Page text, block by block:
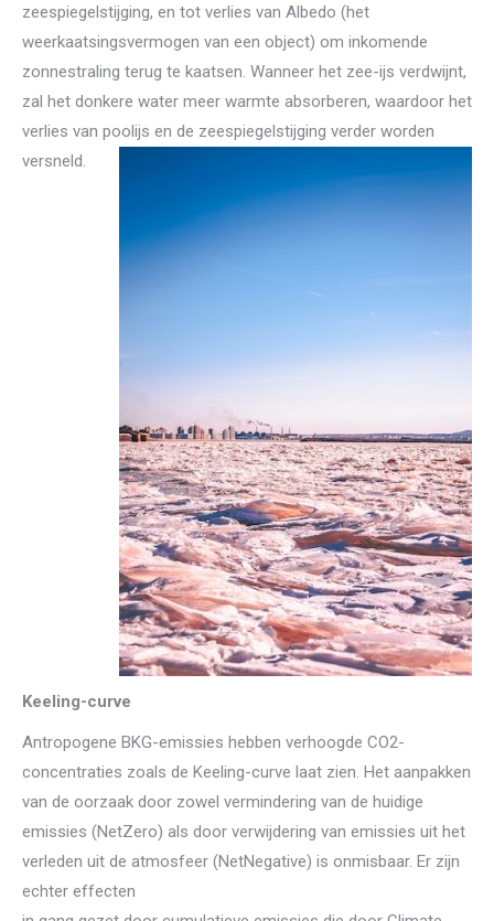
zeespiegelstijging, en tot verlies van Albedo (het
weerkaatsingsvermogen van een object) om inkomende
zonnestraling terug te kaatsen. Wanneer het zee-ijs verdwijnt,
zal het donkere water meer warmte absorberen, waardoor het
verlies van poolijs en de zeespiegelstijging verder worden
versneld.
Keeling-curve
Antropogene BKG-emissies hebben verhoogde CO2-
concentraties zoals de Keeling-curve laat zien. Het aanpakken
van de oorzaak door zowel vermindering van de huidige
emissies (NetZero) als door verwijdering van emissies uit het
verleden uit de atmosfeer (NetNegative) is onmisbaar. Er zijn
echter effecten